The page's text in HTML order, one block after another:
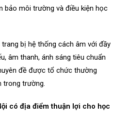
bảo môi trường và điều kiện học
bị hệ thống cách âm với đầy
âm thanh, ánh sáng tiêu chuẩn
đề được tổ chức thường
trong trường.
có địa điểm thuận lợi cho học